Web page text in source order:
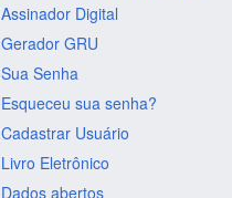
Assinador Digital
Gerador GRU
Sua Senha
Esqueceu sua senha?
Cadastrar Usuário
Livro Eletrônico
Dados abertos